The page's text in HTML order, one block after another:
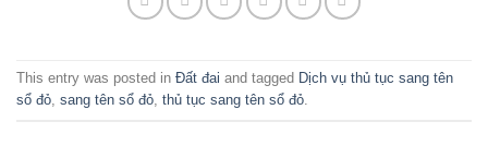
This entry was posted in Đất đai and tagged Dịch vụ thủ tục sang tên
sổ đỏ, sang tên sổ đỏ, thủ tục sang tên sổ đỏ.